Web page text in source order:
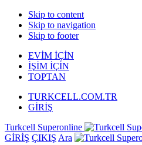
Skip to content
Skip to navigation
Skip to footer
EVİM İÇİN
İŞİM İÇİN
TOPTAN
TURKCELL.COM.TR
GİRİŞ
Turkcell Superonline
GİRİŞ ÇIKIŞ Ara